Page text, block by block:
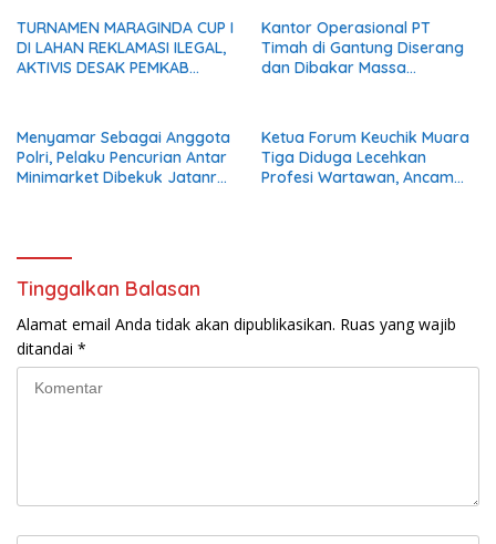
Berkompromi terhadap
Penegakan Hukum
TURNAMEN MARAGINDA CUP I
DI LAHAN REKLAMASI ILEGAL,
AKTIVIS DESAK PEMKAB
Kantor Operasional PT
Timah di Gantung Diserang
dan Dibakar Massa
Pemicu
Menyamar Sebagai Anggota
Polri, Pelaku Pencurian Antar
Minimarket Dibekuk Jatanras
Ketua Forum Keuchik Muara
Tiga Diduga Lecehkan
Profesi Wartawan, Ancam
Tinggalkan Balasan
Alamat email Anda tidak akan dipublikasikan. Ruas yang wajib
ditandai *